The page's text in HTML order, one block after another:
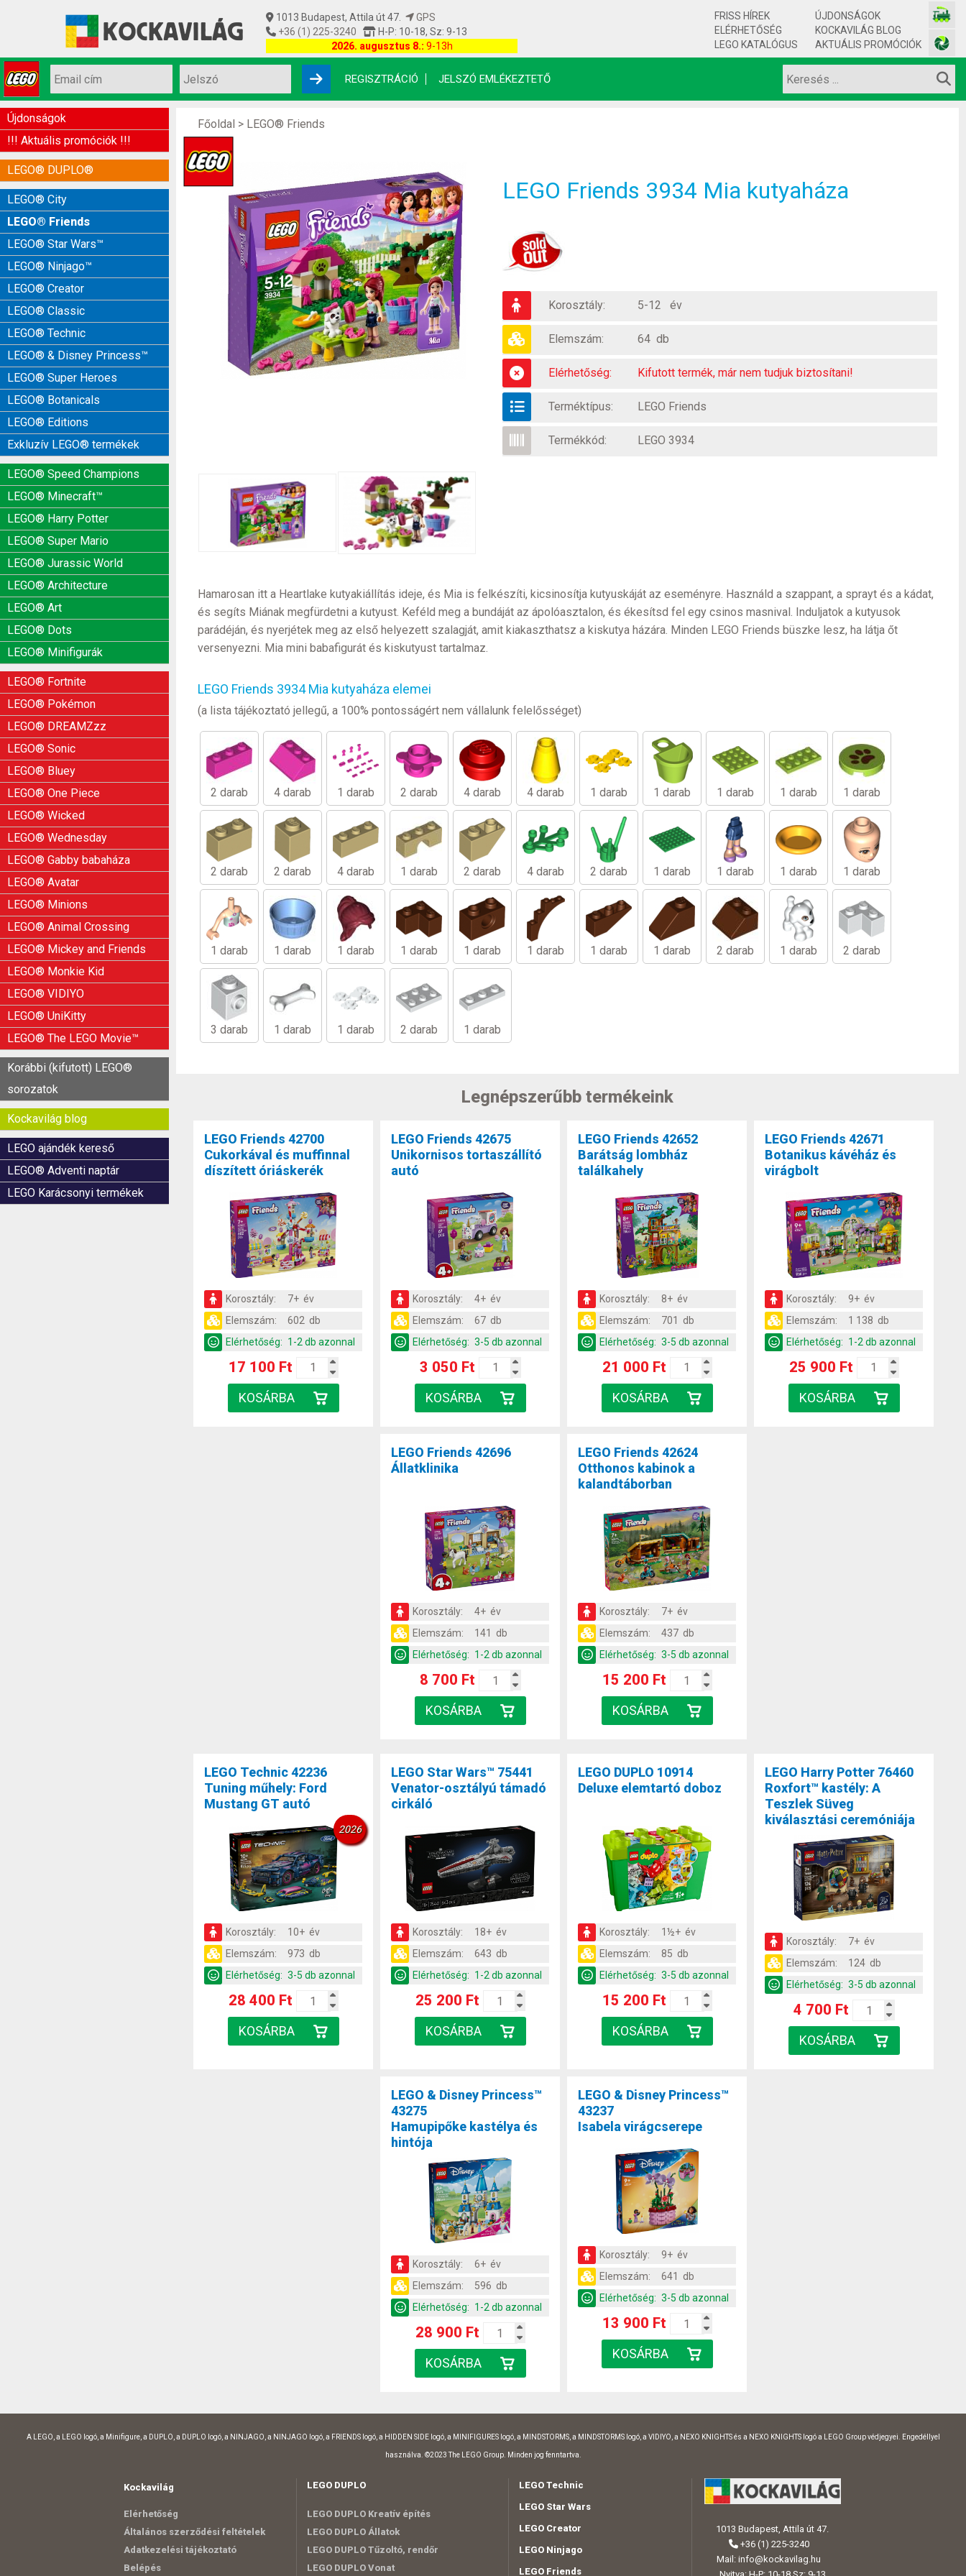
1013 Budapest, Attila út 47.
GPS
+36 (1) 225-3240
H-P: 10-18, Sz: 9-13
Utolsó készletfrissítés: 2026.08.08 07:00:08
2026. augusztus 8.: 9-13h
FRISS HÍREK
ELÉRHETŐSÉG
LEGO KATALÓGUS
ÚJDONSÁGOK
KOCKAVILÁG BLOG
AKTUÁLIS PROMÓCIÓK
REGISZTRÁCIÓ JELSZÓ EMLÉKEZTETŐ
Újdonságok
!!! Aktuális promóciók !!!
LEGO® DUPLO®
LEGO® City
LEGO® Friends
LEGO® Star Wars™
LEGO® Ninjago™
LEGO® Creator
LEGO® Classic
LEGO® Technic
LEGO® & Disney Princess™
LEGO® Super Heroes
LEGO® Botanicals
LEGO® Editions
Exkluzív LEGO® termékek
LEGO® Speed Champions
LEGO® Minecraft™
LEGO® Harry Potter
LEGO® Super Mario
LEGO® Jurassic World
LEGO® Architecture
LEGO® Art
LEGO® Dots
LEGO® Minifigurák
LEGO® Fortnite
LEGO® Pokémon
LEGO® DREAMZzz
LEGO® Sonic
LEGO® Bluey
LEGO® One Piece
LEGO® Wicked
LEGO® Wednesday
LEGO® Gabby babaháza
LEGO® Avatar
LEGO® Minions
LEGO® Animal Crossing
LEGO® Mickey and Friends
LEGO® Monkie Kid
LEGO® VIDIYO
LEGO® UniKitty
LEGO® The LEGO Movie™
Korábbi (kifutott) LEGO®
sorozatok
Kockavilág blog
LEGO ajándék kereső
LEGO® Adventi naptár
LEGO Karácsonyi termékek
Főoldal > LEGO® Friends
LEGO Friends 3934 Mia kutyaháza
Korosztály: 5-12 év
Elemszám: 64 db
Elérhetőség: Kifutott termék, már nem tudjuk biztosítani!
Terméktípus: LEGO Friends
Termékkód: LEGO 3934
Hamarosan itt a Heartlake kutyakiállítás ideje, és Mia is felkészíti, kicsinosítja kutyuskáját az eseményre. Használd a szappant, a sprayt és a kádat,
és segíts Miának megfürdetni a kutyust. Keféld meg a bundáját az ápolóasztalon, és ékesítsd fel egy csinos masnival. Induljatok a kutyusok
parádéján, és nyerjétek meg az első helyezett szalagját, amit kiakaszthatsz a kiskutya házára. Minden LEGO Friends büszke lesz, ha látja őt
versenyezni. Mia mini babafigurát és kiskutyust tartalmaz.
LEGO Friends 3934 Mia kutyaháza elemei
(a lista tájékoztató jellegű, a 100% pontosságért nem vállalunk felelősséget)
2 darab 4 darab 1 darab 2 darab 4 darab 4 darab 1 darab 1 darab 1 darab 1 darab 1 darab
2 darab 2 darab 4 darab 1 darab 2 darab 4 darab 2 darab 1 darab 1 darab 1 darab 1 darab
1 darab 1 darab 1 darab 1 darab 1 darab 1 darab 1 darab 1 darab 2 darab 1 darab 2 darab
3 darab 1 darab 1 darab 2 darab 1 darab
Legnépszerűbb termékeink
LEGO Friends 42700
Cukorkával és muffinnal
díszített óriáskerék
Korosztály:
7+ év
Elemszám:
602 db
Elérhetőség: 1-2 db azonnal
17 100 Ft
LEGO Friends 42675
Unikornisos tortaszállító
autó
Korosztály:
4+ év
Elemszám:
67 db
Elérhetőség: 3-5 db azonnal
3 050 Ft
LEGO Friends 42652
Barátság lombház
találkahely
Korosztály:
8+ év
Elemszám:
701 db
Elérhetőség: 3-5 db azonnal
21 000 Ft
LEGO Friends 42671
Botanikus kávéház és
virágbolt
Korosztály:
9+ év
Elemszám:
1 138 db
Elérhetőség: 1-2 db azonnal
25 900 Ft
LEGO Friends 42696
Állatklinika
Korosztály:
4+ év
Elemszám:
141 db
Elérhetőség: 1-2 db azonnal
8 700 Ft
LEGO Friends 42624
Otthonos kabinok a
kalandtáborban
Korosztály:
7+ év
Elemszám:
437 db
Elérhetőség: 3-5 db azonnal
15 200 Ft
LEGO Technic 42236
Tuning műhely: Ford
Mustang GT autó
2026
Korosztály:
10+ év
Elemszám:
973 db
Elérhetőség: 3-5 db azonnal
28 400 Ft
LEGO Star Wars™ 75441
Venator-osztályú támadó
cirkáló
Korosztály:
18+ év
Elemszám:
643 db
Elérhetőség: 1-2 db azonnal
25 200 Ft
LEGO DUPLO 10914
Deluxe elemtartó doboz
Korosztály:
1½+ év
Elemszám:
85 db
Elérhetőség: 3-5 db azonnal
15 200 Ft
LEGO Harry Potter 76460
Roxfort™ kastély: A
Teszlek Süveg
kiválasztási ceremóniája
Korosztály:
7+ év
Elemszám:
124 db
Elérhetőség: 3-5 db azonnal
4 700 Ft
LEGO & Disney Princess™
43275
Hamupipőke kastélya és
hintója
Korosztály:
6+ év
Elemszám:
596 db
Elérhetőség: 1-2 db azonnal
28 900 Ft
LEGO & Disney Princess™
43237
Isabela virágcserepe
Korosztály:
9+ év
Elemszám:
641 db
Elérhetőség: 3-5 db azonnal
13 900 Ft
A LEGO, a LEGO logó, a Minifigure, a DUPLO, a DUPLO logó, a NINJAGO, a NINJAGO logó, a FRIENDS logó, a HIDDEN SIDE logó, a MINIFIGURES logó, a MINDSTORMS, a MINDSTORMS logó, a VIDIYO, a NEXO KNIGHTS és a NEXO KNIGHTS logó a LEGO Group védjegyei. Engedéllyel
használva. ©2023 The LEGO Group. Minden jog fenntartva.
Kockavilág
Elérhetőség
Általános szerződési feltételek
Adatkezelési tájékoztató
Belépés
LEGO DUPLO
LEGO DUPLO Kreatív építés
LEGO DUPLO Állatok
LEGO DUPLO Tűzoltó, rendőr
LEGO DUPLO Vonat
LEGO Technic
LEGO Star Wars
LEGO Creator
LEGO Ninjago
LEGO Friends
1013 Budapest, Attila út 47.
+36 (1) 225-3240
Mail: info@kockavilag.hu